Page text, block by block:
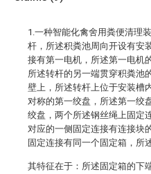
1.一种智能化禽舍用粪便清理
杆，所述积粪池周向开设有安
接有第一电机，所述第一电机
所述转杆的另一端贯穿积粪池
壁上，所述转杆上位于安装槽
对称的第一绞盘，所述第一绞
绞盘，两个所述钢丝绳上固定
对应的一侧固定连接有连接块
固定连接有同一个固定箱，所
其特征在于：所述固定箱的下